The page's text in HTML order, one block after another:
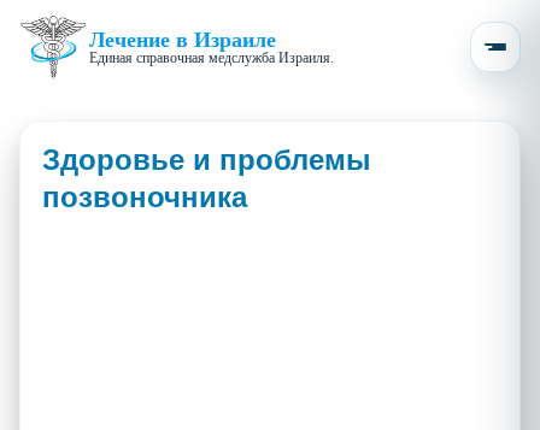
Лечение в Израиле
Единая справочная медслужба Израиля.
Здоровье и проблемы
позвоночника